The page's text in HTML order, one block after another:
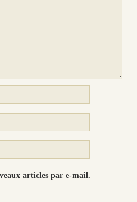
articles par e-mail.